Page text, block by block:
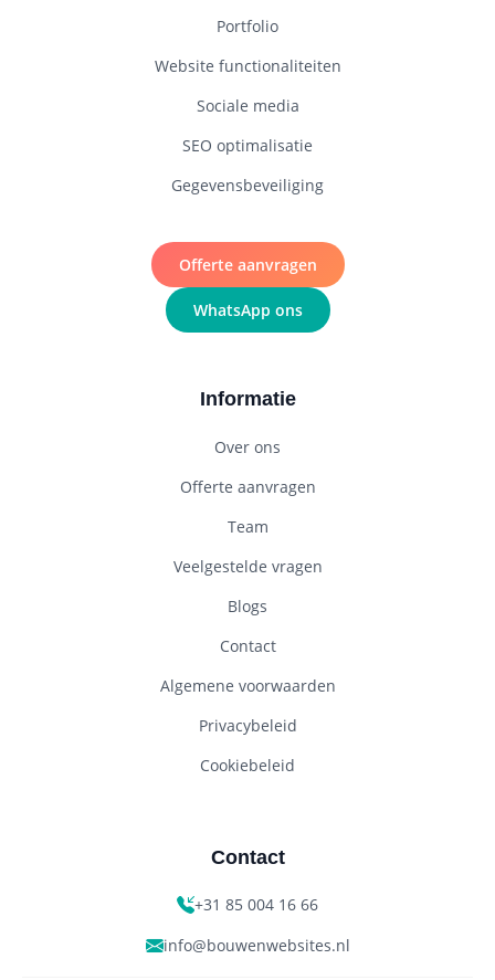
Portfolio
Website functionaliteiten
Sociale media
SEO optimalisatie
Gegevensbeveiliging
Offerte aanvragen
WhatsApp ons
Informatie
Over ons
Offerte aanvragen
Team
Veelgestelde vragen
Blogs
Contact
Algemene voorwaarden
Privacybeleid
Cookiebeleid
Contact
+31 85 004 16 66
info@bouwenwebsites.nl